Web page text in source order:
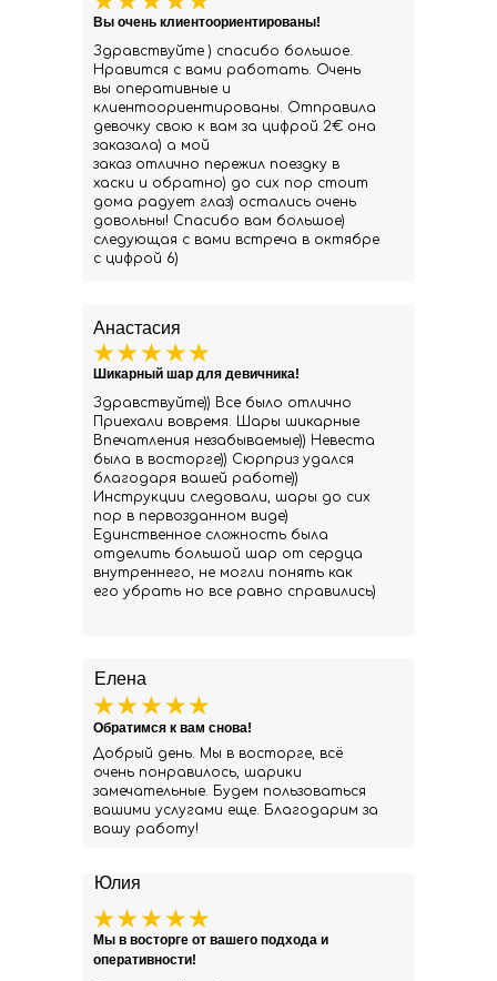
Юлия
Мы в восторге от вашего подхода и
оперативности!
Елена
Добрый день. Мы в восторге, всё
очень понравилось, шарики
замечательные. Будем пользоваться
вашими услугами еще. Благодарим за
вашу работу!
Обратимся к вам снова!
Здравствуйте ) спасибо большое.
Нравится с вами работать. Очень
вы оперативные и
клиентоориентированы. Отправила
девочку свою к вам за цифрой 2€ она
заказала) а мой
заказ отлично пережил поездку в
хаски и обратно) до сих пор стоит
дома радует глаз) остались очень
довольны! Спасибо вам большое)
следующая с вами встреча в октябре
с цифрой 6)
Вы очень клиентоориентированы!
Анастасия
Здравствуйте)) Все было отлично
Приехали вовремя. Шары шикарные
Впечатления незабываемые)) Невеста
была в восторге)) Сюрприз удался
благодаря вашей работе))
Инструкции следовали, шары до сих
пор в первозданном виде)
Единственное сложность была
отделить большой шар от сердца
внутреннего, не могли понять как
его убрать но все равно справились)
Шикарный шар для девичника!